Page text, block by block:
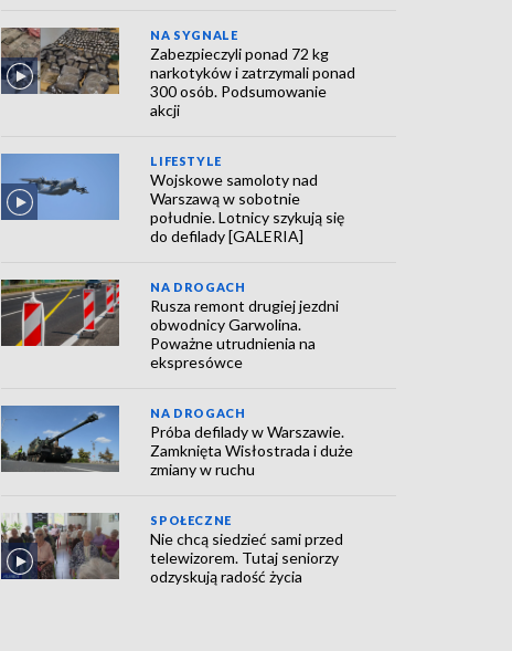
NA SYGNALE
Zabezpieczyli ponad 72 kg
narkotyków i zatrzymali ponad
300 osób. Podsumowanie
akcji
LIFESTYLE
Wojskowe samoloty nad
Warszawą w sobotnie
południe. Lotnicy szykują się
do defilady [GALERIA]
NA DROGACH
Rusza remont drugiej jezdni
obwodnicy Garwolina.
Poważne utrudnienia na
ekspresówce
NA DROGACH
Próba defilady w Warszawie.
Zamknięta Wisłostrada i duże
zmiany w ruchu
SPOŁECZNE
Nie chcą siedzieć sami przed
telewizorem. Tutaj seniorzy
odzyskują radość życia